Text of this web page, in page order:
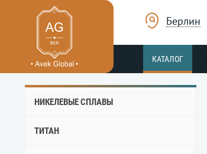
Берлин
КАТАЛОГ
НИКЕЛЕВЫЕ СПЛАВЫ
ТИТАН